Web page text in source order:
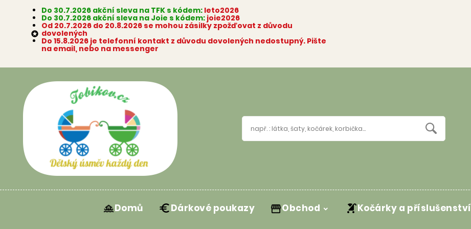

Do 30.7.2026 akční sleva na TFK s kódem: leto2026
Do 30.7.2026 akční sleva na Joie s kódem: joie2026
Od 20.7.2026 do 20.8.2026 se mohou zásilky zpožďovat z důvodu
dovolených
Do 15.8.2026 je telefonní kontakt z důvodu dovolených nedostupný. Pište
na email, nebo na messenger
Domů Dárkové poukazy Obchod Kočárky a příslušenství